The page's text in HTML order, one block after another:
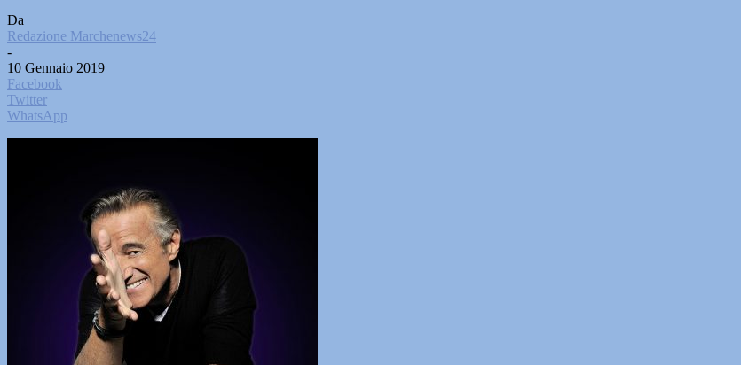
Da
Redazione Marchenews24
-
10 Gennaio 2019
Facebook
Twitter
WhatsApp